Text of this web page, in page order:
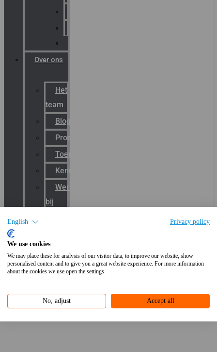
English Privacy policy
We use cookies
We may place these for analysis of our visitor data, to improve our website, show
personalised content and to give you a great website experience. For more information
about the cookies we use open the settings.
No, adjust Accept all
Over ons
Het
team
Blog
Productnieuws
Toepassingen
Kenniscentrum
Werken
bij
Contact
Home-Verlichting-FLIGHT-M 80LED 164W 3K BIG WIDE IP66